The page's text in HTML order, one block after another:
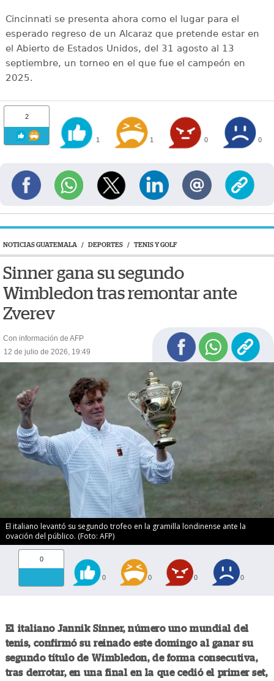
Cincinnati se presenta ahora como el lugar para el
esperado regreso de un Alcaraz que pretende estar en
el Abierto de Estados Unidos, del 31 agosto al 13
septiembre, un torneo en el que fue el campeón en
2025.
2
1 1 0 0
NOTICIAS GUATEMALA / DEPORTES / TENIS Y GOLF
Sinner gana su segundo
Wimbledon tras remontar ante
Zverev
Con información de AFP
12 de julio de 2026, 19:49
El italiano levantó su segundo trofeo en la gramilla londinense ante la
ovación del público. (Foto: AFP)
0
0 0 0 0
El italiano Jannik Sinner, número uno mundial del
tenis, confirmó su reinado este domingo al ganar su
segundo título de Wimbledon, de forma consecutiva,
tras derrotar, en una final en la que cedió el primer set,